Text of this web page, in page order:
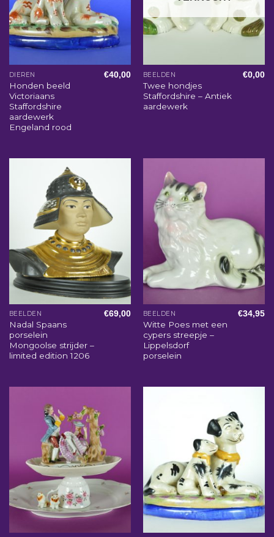
DIEREN
Honden beeld
Victoriaans
Staffordshire
aardewerk
Engeland rood
€40,00 BEELDEN
Twee hondjes
Staffordshire – Antiek
aardewerk
€0,00
BEELDEN
Nadal Spaans
porselein
Mongoolse strijder –
limited edition 1206
€69,00 BEELDEN
Witte Poes met een
cypers streepje –
Lippelsdorf
porselein
€34,95